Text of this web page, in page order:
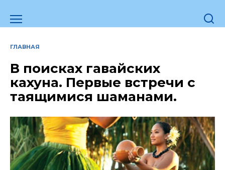
содержанию
ГЛАВНАЯ
В поисках гавайских
кахуна. Первые встречи с
таящимися шаманами.